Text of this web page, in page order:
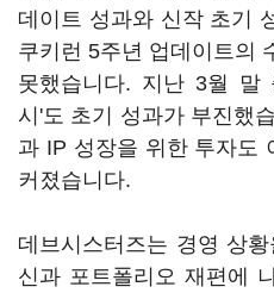
데이트 성과와 신작 초기
쿠키런 5주년 업데이트의
못했습니다. 지난 3월 말
시'도 초기 성과가 부진했
과 IP 성장을 위한 투자도
커졌습니다.
데브시스터즈는 경영 상
신과 포트폴리오 재편에